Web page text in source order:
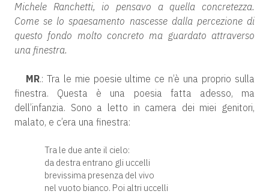
Michele Ranchetti, io pensavo a quella concretezza.
Come se lo spaesamento nascesse dalla percezione di
questo fondo molto concreto ma guardato attraverso
una finestra.
MR.: Tra le mie poesie ultime ce n’è una proprio sulla
finestra. Questa è una poesia fatta adesso, ma
dell’infanzia. Sono a letto in camera dei miei genitori,
malato, e c’era una finestra:
Tra le due ante il cielo:
da destra entrano gli uccelli
brevissima presenza del vivo
nel vuoto bianco. Poi altri uccelli